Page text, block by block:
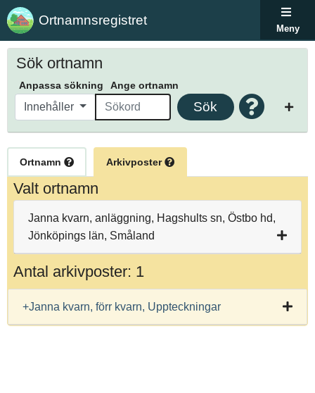
Ortnamnsregistret
Meny
Sök ortnamn
Anpassa sökning Ange ortnamn
Innehåller Sök
Ortnamn Arkivposter
Valt ortnamn
Janna kvarn, anläggning, Hagshults sn, Östbo hd,
Jönköpings län, Småland
Antal arkivposter: 1
+Janna kvarn, förr kvarn, Uppteckningar